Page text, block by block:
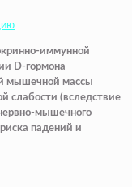
иммунной
D-гормона
мышечной массы
слабости (вследствие
мышечного
падений и